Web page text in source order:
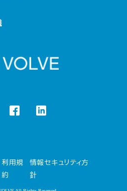
利用規
約
情報セキュリティ方
針